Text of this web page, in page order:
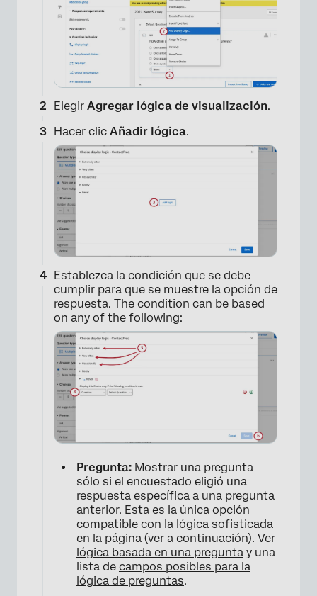
Elegir Agregar lógica de visualización.
Hacer clic Añadir lógica.
Establezca la condición que se debe
cumplir para que se muestre la opción de
respuesta. The condition can be based
on any of the following:
Pregunta: Mostrar una pregunta
sólo si el encuestado eligió una
respuesta específica a una pregunta
anterior. Esta es la única opción
compatible con la lógica sofisticada
en la página (ver a continuación). Ver
lógica basada en una pregunta y una
lista de campos posibles para la
lógica de preguntas.